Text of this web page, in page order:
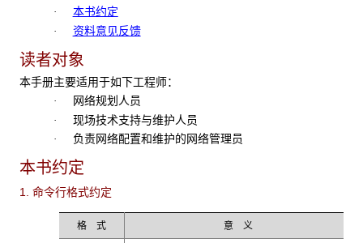
· 本书约定
· 资料意见反馈
读者对象
本手册主要适用于如下工程师：
· 网络规划人员
· 现场技术支持与维护人员
· 负责网络配置和维护的网络管理员
本书约定
1. 命令行格式约定
格 式 意 义